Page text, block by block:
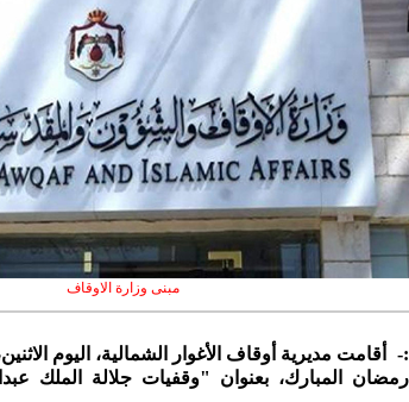
مبنى وزارة الاوقاف
:- أقامت مديرية أوقاف الأغوار الشمالية، اليوم
المبارك، بعنوان "وقفيات جلالة الملك